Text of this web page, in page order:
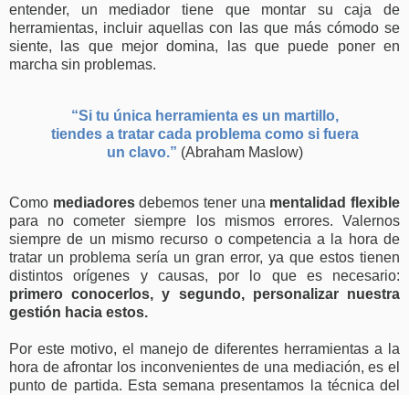
entender, un mediador tiene que montar su caja de
herramientas, incluir aquellas con las que más cómodo se
siente, las que mejor domina, las que puede poner en
marcha sin problemas.
“Si tu única herramienta es un martillo,
tiendes a tratar cada problema como si fuera
un clavo.” (Abraham Maslow)
Como mediadoresdebemos tener una mentalidad flexible
para no cometer siempre los mismos errores. Valernos
siempre de un mismo recurso o competencia a la hora de
tratar un problema sería un gran error, ya que estos tienen
distintos orígenes y causas, por lo que es necesario:
primero conocerlos, y segundo, personalizar nuestra
gestión hacia estos.
Por este motivo, el manejo de diferentes herramientas a la
hora de afrontar los inconvenientes de una mediación, es el
punto de partida. Esta semana presentamos la técnica del